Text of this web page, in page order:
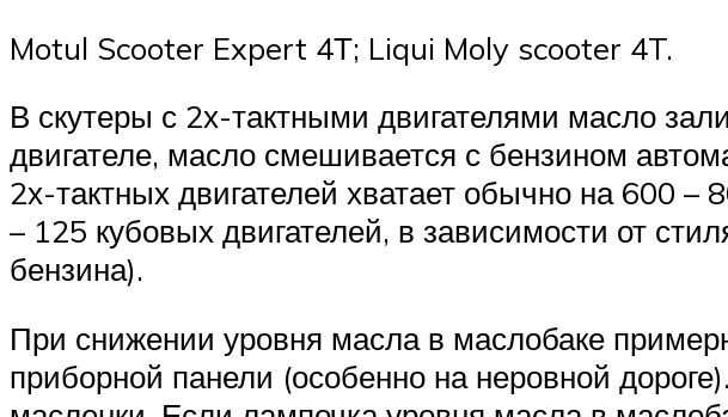
Motul Scooter Expert 4Т; Liqui Moly scooter 4T.
В скутеры с 2х-тактными двигателями масло
двигателе, масло смешивается с бензином
2х-тактных двигателей хватает обычно на 600
– 125 кубовых двигателей, в зависимости от
бензина).
При снижении уровня масла в маслобаке
приборной панели (особенно на неровной